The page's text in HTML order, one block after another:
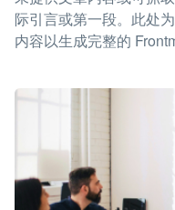
际引言或第一段。此处
内容以生成完整的